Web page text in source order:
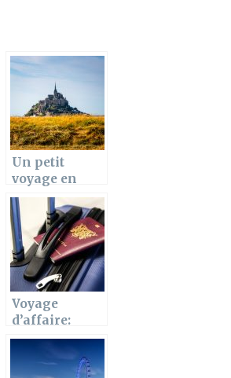
Un petit
voyage en
Normandie
pour les
vacances
d’été.
Voyage
d’affaire:
comment
planifier son
vol à la